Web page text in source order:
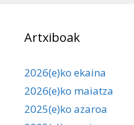
Artxiboak
2026(e)ko ekaina
2026(e)ko maiatza
2025(e)ko azaroa